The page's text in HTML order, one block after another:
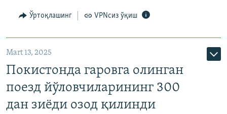
Ўртоқлашинг VPNсиз ўқиш
Mart 13, 2025
Покистонда гаровга олинган
поезд йўловчиларининг 300
дан зиёди озод қилинди